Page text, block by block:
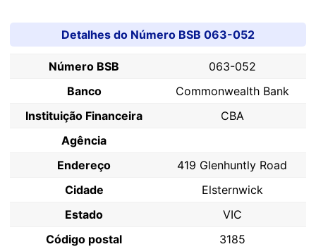
Detalhes do Número BSB 063-052
Número BSB
063-052
Banco
Commonwealth Bank
Instituição Financeira
CBA
Agência
Endereço
419 Glenhuntly Road
Cidade
Elsternwick
Estado
VIC
Código postal
3185